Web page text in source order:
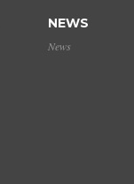
NEWS
News